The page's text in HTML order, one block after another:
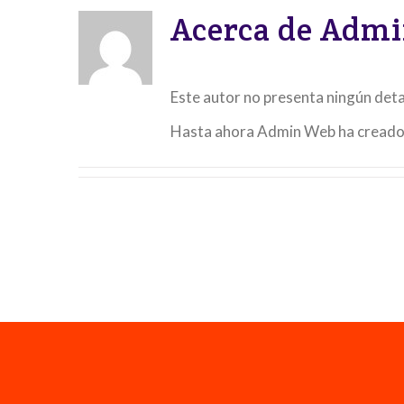
Acerca de
Este autor no presenta ningún
Hasta ahora Admin Web ha